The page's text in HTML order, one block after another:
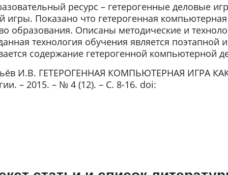
ресурс – гетерогенные деловые
игры. Показано что гетерогенная
образования. Описаны методические и
технология обучения является поэтапной
содержание гетерогенной компьютерной
И.В. ГЕТЕРОГЕННАЯ КОМПЬЮТЕРНАЯ ИГРА
– 2015. – № 4 (12). – С. 8-16. doi: